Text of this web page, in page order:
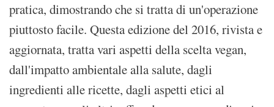
pratica, dimostrando che si tratta di un'operazione
piuttosto facile. Questa edizione del 2016, rivista e
aggiornata, tratta vari aspetti della scelta vegan,
dall'impatto ambientale alla salute, dagli
ingredienti alle ricette, dagli aspetti etici al